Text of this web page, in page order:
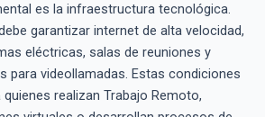
es la infraestructura tecnológica.
garantizar internet de alta velocidad,
eléctricas, salas de reuniones y
para videollamadas. Estas condiciones
realizan Trabajo Remoto,